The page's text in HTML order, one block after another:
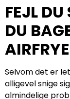
FEJL
DU
Selvom det er
alligevel snige
almindelige